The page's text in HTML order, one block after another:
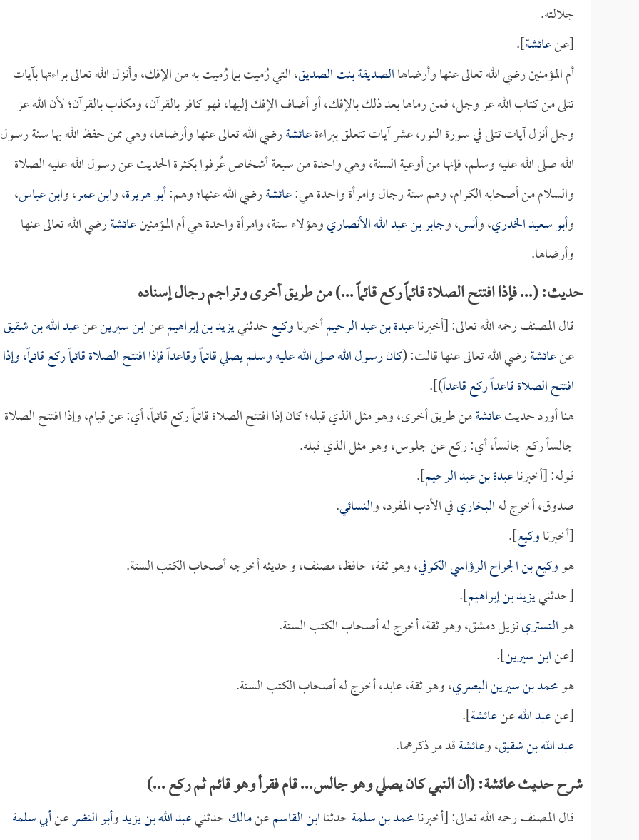
جلالته.
[عنعائشة].
أم المؤمنين رضي الله تعالى عنها وأرضاهاالصديقة بنت الصديق، التي رُميت بما رُميت به من الإفك، وأنزل الله تعالى براءتها بآيات
تتلى من كتاب الله عز وجل، فمن رماها بعد ذلك بالإفك، أو أضاف الإفك إليها، فهو كافر بالقرآن، ومكذب بالقرآن؛ لأن الله عز
وجل أنزل آيات تتلى في سورة النور، عشر آيات تتعلق ببراءةعائشةرضي الله تعالى عنها وأرضاها، وهي ممن حفظ الله بها سنة رسول
الله صلى الله عليه وسلم، فإنها من أوعية السنة، وهي واحدة من سبعة أشخاص عُرفوا بكثرة الحديث عن رسول الله عليه الصلاة
والسلام من أصحابه الكرام، وهم ستة رجال وامرأة واحدة هي:عائشةرضي الله عنها؛ وهم:أبو هريرة، وابن عمر، وابن عباس،
وأبو سعيد الخدري، وأنس، وجابر بن عبد الله الأنصاريوهؤلاء ستة، وامرأة واحدة هي أم المؤمنينعائشةرضي الله تعالى عنها
وأرضاها.
حديث: (... فإذا افتتح الصلاة قائماً ركع قائماً ...) من طريق أخرى وتراجم رجال إسناده
قال المصنف رحمه الله تعالى: [أخبرناعبدة بن عبد الرحيمأخبرناوكيعحدثنييزيد بن إبراهيمعنابن سيرينعنعبد الله بن شقيق
عنعائشةرضي الله تعالى عنها قالت: (كان رسول الله صلى الله عليه وسلم يصلي قائماً وقاعداً فإذا افتتح الصلاة قائماً ركع قائماً، وإذا
افتتح الصلاة قاعداً ركع قاعداً)].
هنا أورد حديثعائشةمن طريق أخرى، وهو مثل الذي قبله؛ كان إذا افتتح الصلاة قائماً ركع قائماً، أي: عن قيام، وإذا افتتح الصلاة
جالساً ركع جالساً، أي: ركع عن جلوس، وهو مثل الذي قبله.
قوله: [أخبرناعبدة بن عبد الرحيم].
صدوق، أخرج لهالبخاريفي الأدب المفرد، والنسائي.
[أخبرناوكيع].
هووكيع بن الجراح الرؤاسي الكوفي، وهو ثقة، حافظ، مصنف، وحديثه أخرجه أصحاب الكتب الستة.
[حدثنييزيد بن إبراهيم].
هوالتسترينزيل دمشق، وهو ثقة، أخرج له أصحاب الكتب الستة.
[عنابن سيرين].
هومحمد بن سيرين البصري، وهو ثقة، عابد، أخرج له أصحاب الكتب الستة.
[عنعبد اللهعنعائشة].
عبد الله بن شقيق، وعائشةقد مر ذكرهما.
شرح حديث عائشة: (أن النبي كان يصلي وهو جالس... قام فقرأ وهو قائم ثم ركع ...)
قال المصنف رحمه الله تعالى: [أخبرنامحمد بن سلمةحدثناابن القاسمعنمالكحدثنيعبد الله بن يزيدوأبو النضرعنأبي سلمة